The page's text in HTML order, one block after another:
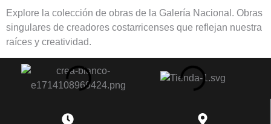
Explore la colección de obras de la Galería Nacional. Obras
singulares de creadores costarricenses que reflejan nuestra
raíces y creatividad.